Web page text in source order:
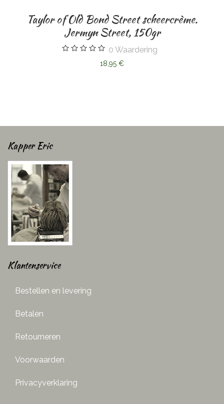
Street scheercrème.
Street, 150gr
Waardering Feather Artist Club
Kapper Eric
Klantenservice
Bestellen en levering
Betalen
Retourneren
Voorwaarden
Privacyverklaring